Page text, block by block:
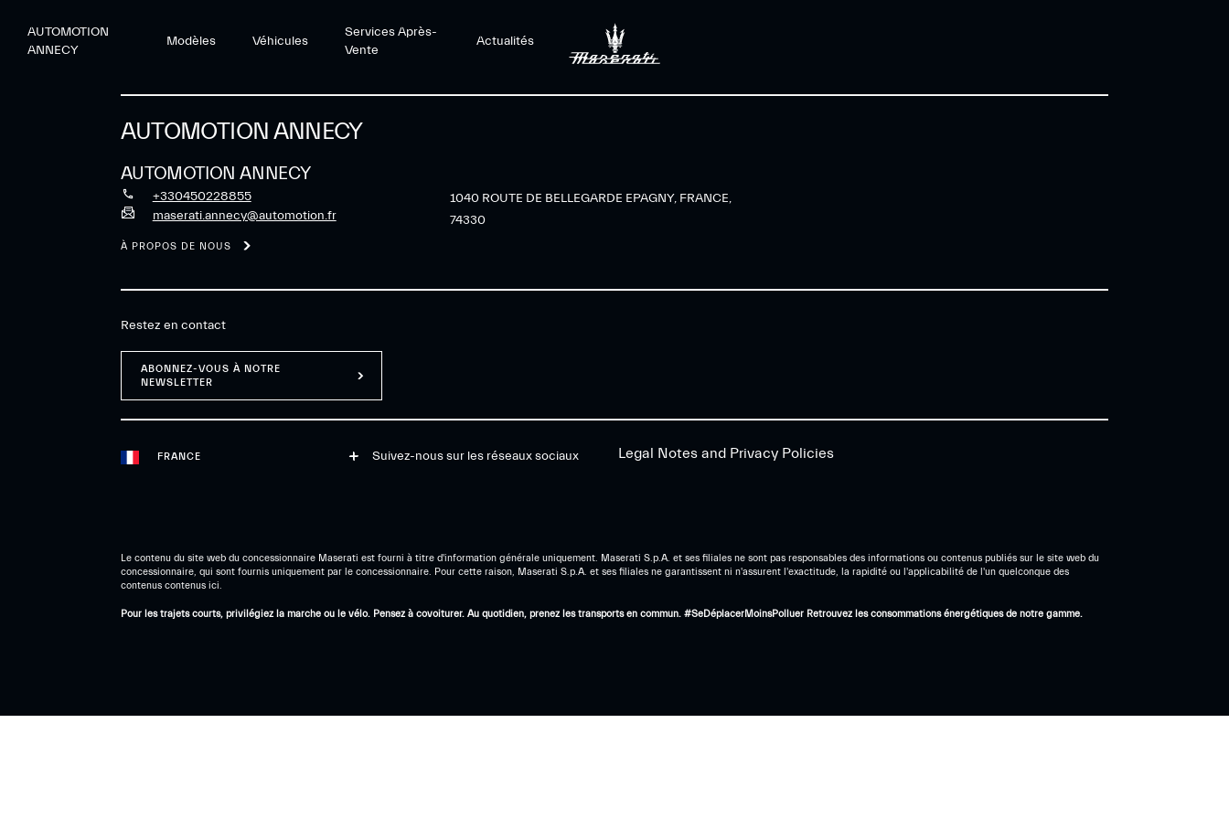
AUTOMOTION
ANNECY
Modèles Véhicules
Services Après-
Vente
Actualités
AUTOMOTION ANNECY
AUTOMOTION ANNECY
+330450228855
maserati.annecy@automotion.fr
À PROPOS DE NOUS
1040 ROUTE DE BELLEGARDE EPAGNY, FRANCE,
74330
Restez en contact
ABONNEZ-VOUS À NOTRE
NEWSLETTER
FRANCE Suivez-nous sur les réseaux sociaux Legal Notes and Privacy Policies
Le contenu du site web du concessionnaire Maserati est fourni à titre d'information générale uniquement. Maserati S.p.A. et ses filiales ne sont pas responsables des informations ou contenus publiés sur le site web du
concessionnaire, qui sont fournis uniquement par le concessionnaire. Pour cette raison, Maserati S.p.A. et ses filiales ne garantissent ni n'assurent l'exactitude, la rapidité ou l'applicabilité de l'un quelconque des
contenus contenus ici.
Pour les trajets courts, privilégiez la marche ou le vélo. Pensez à covoiturer. Au quotidien, prenez les transports en commun. #SeDéplacerMoinsPolluer Retrouvez les consommations énergétiques de notre gamme.